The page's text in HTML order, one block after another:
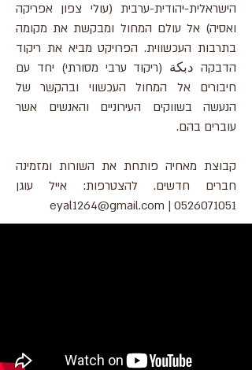
הישראלית-יהודית-ערבית (עולי צפון אפריקה
ואסיה) אל עולם המחול ומבקשת את מקומה
בתרבות העכשווית. הפרויקט מביא את ריקוד
הדבקה دبكة (ריקוד ערבי מסורתי) יחד עם
חיבורים אל המחול העכשווי ובהקשר של
הנעשה בשווקים העירוניים והאנשים אשר
עוברים בהם.
קבוצת מאחיה פותחת את השורות ומזמינה
חברים חדשים. להצטרפות: אייל עוגן
0526071051
|
eyal1264@gmail.com